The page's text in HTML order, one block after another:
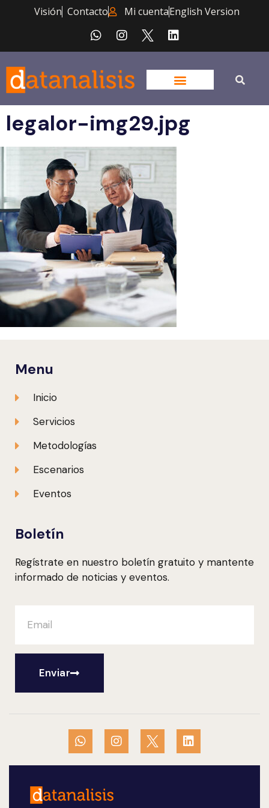
Visión Contacto Mi cuentaEnglish Version
legalor-img29.jpg
Menu
Inicio
Servicios
Metodologías
Escenarios
Eventos
Boletín
Regístrate en nuestro boletín gratuito y mantente
informado de noticias y eventos.
Enviar